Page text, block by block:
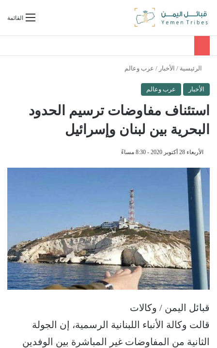
القائمةبحث عن
الرئيسية / الأخبار / عرب وعالم
الأخبار عرب وعالم
استئناف مفاوضات ترسيم الحدود
البحرية بين لبنان وإسرائيل
الأربعاء 28 أكتوبر 2020 - 8:30 مساءً
قبائل اليمن / وكالات
قالت وكالة الأنباء اللبنانية الرسمية، إن الجولة
الثانية من المفاوضات غير المباشرة بين الوفدين